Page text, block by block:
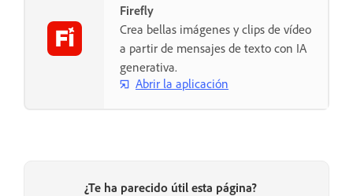
Firefly
Crea bellas imágenes y clips de vídeo
a partir de mensajes de texto con IA
generativa.
Abrir la aplicación
¿Te ha parecido útil esta página?